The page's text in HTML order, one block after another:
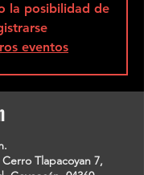
la posibilidad de
eventos
Tlapacoyan 7,